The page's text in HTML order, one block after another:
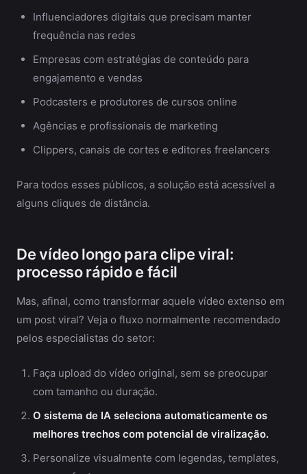
Influenciadores digitais que precisam manter
frequência nas redes
Empresas com estratégias de conteúdo para
engajamento e vendas
Podcasters e produtores de cursos online
Agências e profissionais de marketing
Clippers, canais de cortes e editores freelancers
Para todos esses públicos, a solução está acessível a
alguns cliques de distância.
De vídeo longo para clipe viral:
processo rápido e fácil
Mas, afinal, como transformar aquele vídeo extenso em
um post viral? Veja o fluxo normalmente recomendado
pelos especialistas do setor:
Faça upload do vídeo original, sem se preocupar
com tamanho ou duração.
O sistema de IA seleciona automaticamente os
melhores trechos com potencial de viralização.
Personalize visualmente com legendas, templates,